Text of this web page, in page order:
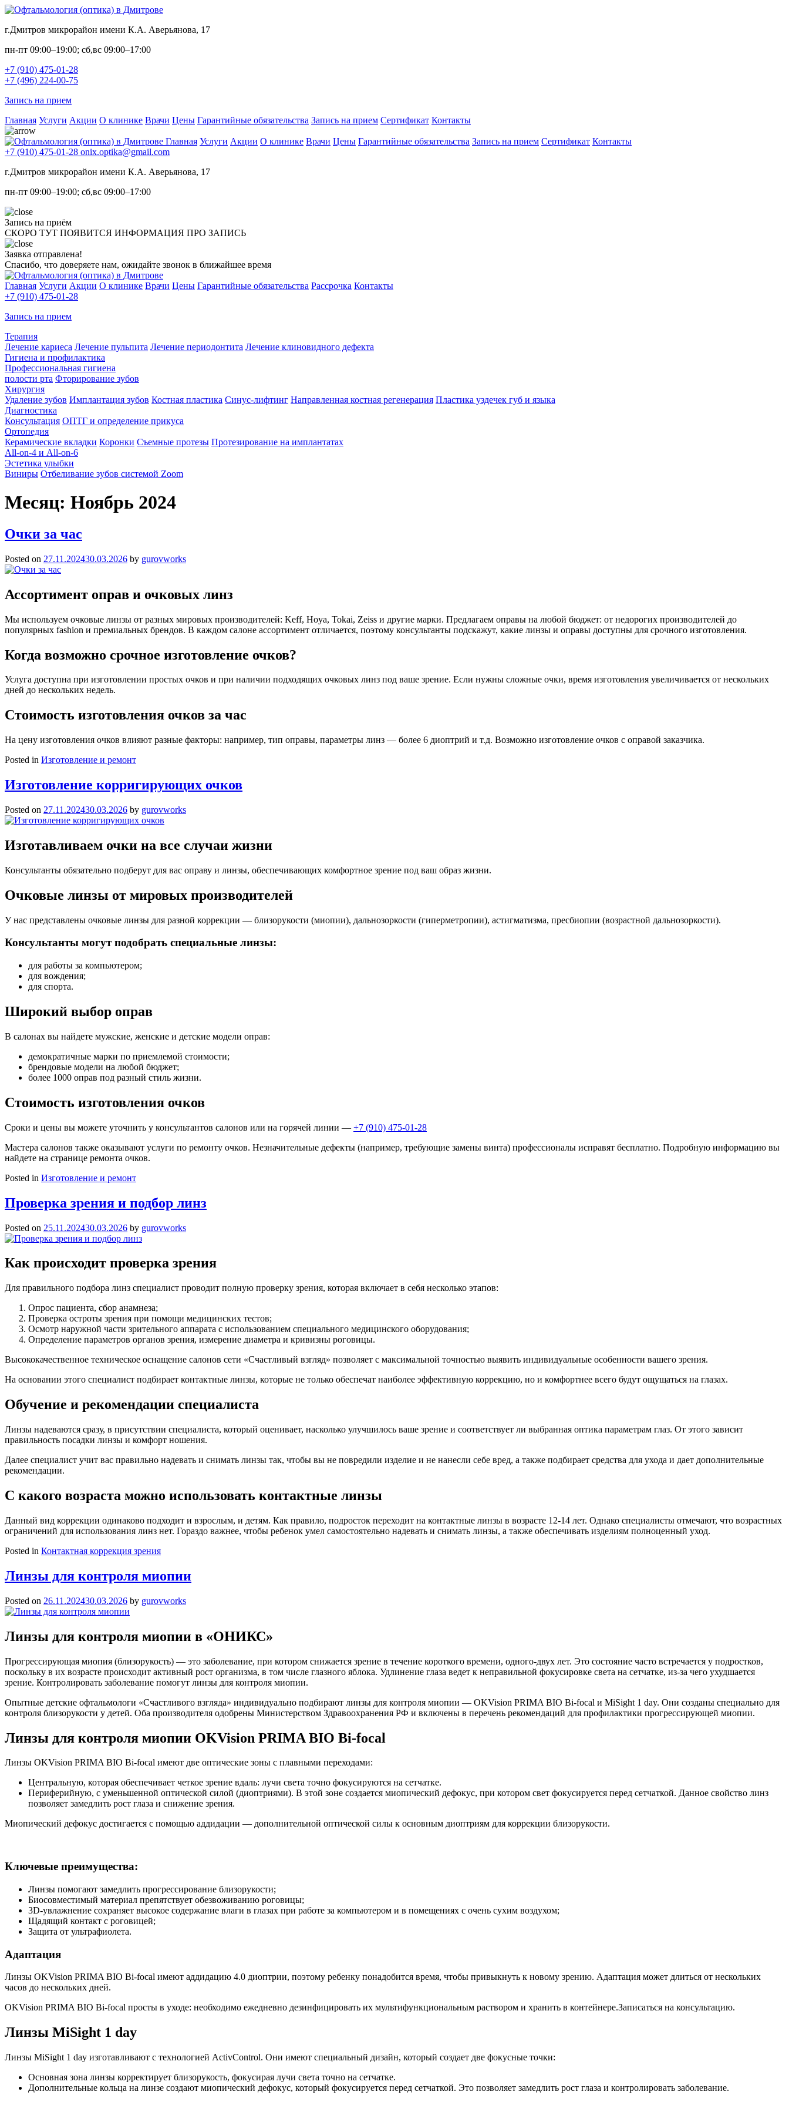
г.Дмитров микрорайон имени К.А. Аверьянова, 17
пн-пт 09:00–19:00; сб,вс 09:00–17:00
+7 (910) 475-01-28
+7 (496) 224-00-75
Запись на прием
Главная Услуги Акции О клинике Врачи Цены Гарантийные обязательства Запись на прием Сертификат Контакты
Главная Услуги Акции О клинике Врачи Цены Гарантийные обязательства Запись на прием Сертификат Контакты
+7 (910) 475-01-28 onix.optika@gmail.com
г.Дмитров микрорайон имени К.А. Аверьянова, 17
пн-пт 09:00–19:00; сб,вс 09:00–17:00
Запись на приём
СКОРО ТУТ ПОЯВИТСЯ ИНФОРМАЦИЯ ПРО ЗАПИСЬ
Заявка отправлена!
Спасибо, что доверяете нам, ожидайте звонок в ближайшее время
Главная Услуги Акции О клинике Врачи Цены Гарантийные обязательства Рассрочка Контакты
+7 (910) 475-01-28
Запись на прием
Терапия
Лечение кариеса Лечение пульпита Лечение периодонтита Лечение клиновидного дефекта
Гигиена и профилактика
Профессиональная гигиена
полости рта Фторирование зубов
Хирургия
Удаление зубов Имплантация зубов Костная пластика Синус-лифтинг Направленная костная регенерация Пластика уздечек губ и языка
Диагностика
Консультация ОПТГ и определение прикуса
Ортопедия
Керамические вкладки Коронки Съемные протезы Протезирование на имплантатах
All-on-4 и All-on-6
Эстетика улыбки
Виниры Отбеливание зубов системой Zoom
Месяц: Ноябрь 2024
Очки за час
Posted on 27.11.202430.03.2026 by gurovworks
Ассортимент оправ и очковых линз
Мы используем очковые линзы от разных мировых производителей: Keff, Hoya, Tokai, Zeiss и другие марки. Предлагаем оправы на любой бюджет: от недорогих производителей до
популярных fashion и премиальных брендов. В каждом салоне ассортимент отличается, поэтому консультанты подскажут, какие линзы и оправы доступны для срочного изготовления.
Когда возможно срочное изготовление очков?
Услуга доступна при изготовлении простых очков и при наличии подходящих очковых линз под ваше зрение. Если нужны сложные очки, время изготовления увеличивается от нескольких
дней до нескольких недель.
Стоимость изготовления очков за час
На цену изготовления очков влияют разные факторы: например, тип оправы, параметры линз — более 6 диоптрий и т.д. Возможно изготовление очков с оправой заказчика.
Posted in Изготовление и ремонт
Изготовление корригирующих очков
Posted on 27.11.202430.03.2026 by gurovworks
Изготавливаем очки на все случаи жизни
Консультанты обязательно подберут для вас оправу и линзы, обеспечивающих комфортное зрение под ваш образ жизни.
Очковые линзы от мировых производителей
У нас представлены очковые линзы для разной коррекции — близорукости (миопии), дальнозоркости (гиперметропии), астигматизма, пресбиопии (возрастной дальнозоркости).
Консультанты могут подобрать специальные линзы:
для работы за компьютером;
для вождения;
для спорта.
Широкий выбор оправ
В салонах вы найдете мужские, женские и детские модели оправ:
демократичные марки по приемлемой стоимости;
брендовые модели на любой бюджет;
более 1000 оправ под разный стиль жизни.
Стоимость изготовления очков
Сроки и цены вы можете уточнить у консультантов салонов или на горячей линии — +7 (910) 475-01-28
Мастера салонов также оказывают услуги по ремонту очков. Незначительные дефекты (например, требующие замены винта) профессионалы исправят бесплатно. Подробную информацию вы
найдете на странице ремонта очков.
Posted in Изготовление и ремонт
Проверка зрения и подбор линз
Posted on 25.11.202430.03.2026 by gurovworks
Как происходит проверка зрения
Для правильного подбора линз специалист проводит полную проверку зрения, которая включает в себя несколько этапов:
Опрос пациента, сбор анамнеза;
Проверка остроты зрения при помощи медицинских тестов;
Осмотр наружной части зрительного аппарата с использованием специального медицинского оборудования;
Определение параметров органов зрения, измерение диаметра и кривизны роговицы.
Высококачественное техническое оснащение салонов сети «Счастливый взгляд» позволяет с максимальной точностью выявить индивидуальные особенности вашего зрения.
На основании этого специалист подбирает контактные линзы, которые не только обеспечат наиболее эффективную коррекцию, но и комфортнее всего будут ощущаться на глазах.
Обучение и рекомендации специалиста
Линзы надеваются сразу, в присутствии специалиста, который оценивает, насколько улучшилось ваше зрение и соответствует ли выбранная оптика параметрам глаз. От этого зависит
правильность посадки линзы и комфорт ношения.
Далее специалист учит вас правильно надевать и снимать линзы так, чтобы вы не повредили изделие и не нанесли себе вред, а также подбирает средства для ухода и дает дополнительные
рекомендации.
С какого возраста можно использовать контактные линзы
Данный вид коррекции одинаково подходит и взрослым, и детям. Как правило, подросток переходит на контактные линзы в возрасте 12-14 лет. Однако специалисты отмечают, что возрастных
ограничений для использования линз нет. Гораздо важнее, чтобы ребенок умел самостоятельно надевать и снимать линзы, а также обеспечивать изделиям полноценный уход.
Posted in Контактная коррекция зрения
Линзы для контроля миопии
Posted on 26.11.202430.03.2026 by gurovworks
Линзы для контроля миопии в «ОНИКС»
Прогрессирующая миопия (близорукость) — это заболевание, при котором снижается зрение в течение короткого времени, одного-двух лет. Это состояние часто встречается у подростков,
поскольку в их возрасте происходит активный рост организма, в том числе глазного яблока. Удлинение глаза ведет к неправильной фокусировке света на сетчатке, из-за чего ухудшается
зрение. Контролировать заболевание помогут линзы для контроля миопии.
Опытные детские офтальмологи «Счастливого взгляда» индивидуально подбирают линзы для контроля миопии — OKVision PRIMA BIO Bi-focal и MiSight 1 day. Они созданы специально для
контроля близорукости у детей. Оба производителя одобрены Министерством Здравоохранения РФ и включены в перечень рекомендаций для профилактики прогрессирующей миопии.
Линзы для контроля миопии OKVision PRIMA BIO Bi-focal
Линзы OKVision PRIMA BIO Bi-focal имеют две оптические зоны с плавными переходами:
Центральную, которая обеспечивает четкое зрение вдаль: лучи света точно фокусируются на сетчатке.
Периферийную, с уменьшенной оптической силой (диоптриями). В этой зоне создается миопический дефокус, при котором свет фокусируется перед сетчаткой. Данное свойство линз
позволяет замедлить рост глаза и снижение зрения.
Миопический дефокус достигается с помощью аддидации — дополнительной оптической силы к основным диоптриям для коррекции близорукости.
Ключевые преимущества:
Линзы помогают замедлить прогрессирование близорукости;
Биосовместимый материал препятствует обезвоживанию роговицы;
3D-увлажнение сохраняет высокое содержание влаги в глазах при работе за компьютером и в помещениях с очень сухим воздухом;
Щадящий контакт с роговицей;
Защита от ультрафиолета.
Адаптация
Линзы OKVision PRIMA BIO Bi-focal имеют аддидацию 4.0 диоптрии, поэтому ребенку понадобится время, чтобы привыкнуть к новому зрению. Адаптация может длиться от нескольких
часов до нескольких дней.
OKVision PRIMA BIO Bi-focal просты в уходе: необходимо ежедневно дезинфицировать их мультифункциональным раствором и хранить в контейнере.Записаться на консультацию.
Линзы MiSight 1 day
Линзы MiSight 1 day изготавливают с технологией ActivControl. Они имеют специальный дизайн, который создает две фокусные точки:
Основная зона линзы корректирует близорукость, фокусирая лучи света точно на сетчатке.
Дополнительные кольца на линзе создают миопический дефокус, который фокусируется перед сетчаткой. Это позволяет замедлить рост глаза и контролировать заболевание.